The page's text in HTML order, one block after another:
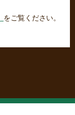
をご覧ください。